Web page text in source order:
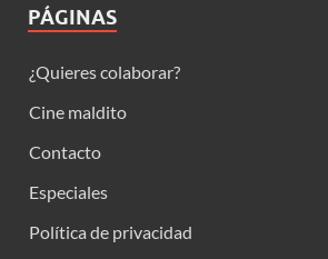
PÁGINAS
¿Quieres colaborar?
Cine maldito
Contacto
Especiales
Política de privacidad